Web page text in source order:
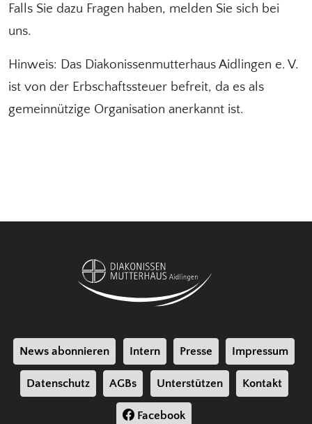
Falls Sie dazu Fragen haben, melden Sie sich bei
uns.
Hinweis: Das Diakonissenmutterhaus Aidlingen e. V.
ist von der Erbschaftssteuer befreit, da es als
gemeinnützige Organisation anerkannt ist.
News abonnieren Intern Presse Impressum
Datenschutz AGBs Unterstützen Kontakt
Facebook